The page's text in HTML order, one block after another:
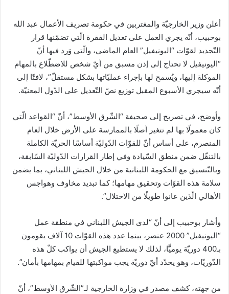
ل
ب
ر
ر
و
ن
ي
ا
أعلن وزير الخارجيّة والمغتربين في حكومة تصريف الأعمال عبد الله
بوحبيب، أنّه يجري العمل على تعديل الفقرة الّتي تضمّنها قرار
التّجديد لقوّات “اليونيفيل” العام الماضي، والّتي وَرد فيها أنّ
“اليونيفيل لا تحتاج إلى إذن مسبق من أيّ شخص للاضطّلاع بالمهام
الموكلة إليها، ويُسمح لها بإجراء عمليّاتها بشكل مستقلّ”، لافتًا إلى
أنّه سيجري الأسبوع المقبل توزيع نصّ التّعديل على الدّول المعنيّة.
وأوضح، في تصريح إلى صحيفة “الشّرق الأوسط”، أنّ “القواعد الّتي
كان معمولًا بها لم تتغير أصلًا بالممارسة على الأرض خلال العام
المنصرم، على أساس أنّ للقوّات الدّوليّة أساسًا الحريّة الكاملة
بالتنقّل ضمن منطق السّيادة وفي إطار القرارات الدّوليّة السّابقة،
وبالتّنسيق مع الحكومة اللبنانية من خلال الجيش اللبناني، بما يضمن
سلامة هذه القوّات وتحقيق مهامها؛ كما تبديد مخاوف وهواجس
الأهالي الّذين عانوا طويلًا من الاحتلال”.
وأشار بوحبيب إلى أنّ “لدى الجيش اللبناني في منطقة عمل
“اليونيفيل” 2000 عنصر، بينما عدد هذه القوّات 10 آلاف يقومون
بـ400 دوريّة يوميًّا، لذلك لا يستطيع الجيش أن يواكب كلّ هذه
الدّوريّات، وهو يحدّد أيّ دوريّة يجب مواكبتها للقيام بمهامها بأمان”.
من جهته، كشف مصدر في وزارة الخارجية لـ”الشّرق الأوسط”، أنّ